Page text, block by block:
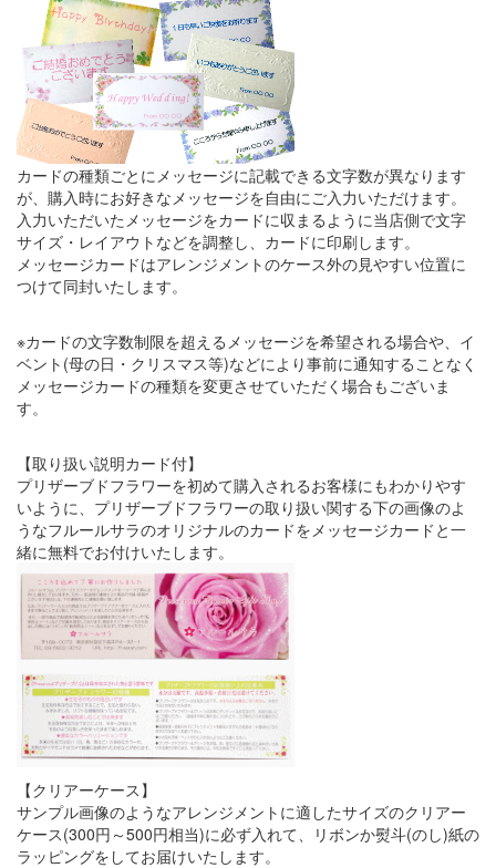
カードの種類ごとにメッセージに記載できる文字数が異なります
が、購入時にお好きなメッセージを自由にご入力いただけます。
入力いただいたメッセージをカードに収まるように当店側で文字
サイズ・レイアウトなどを調整し、カードに印刷します。
メッセージカードはアレンジメントのケース外の見やすい位置に
つけて同封いたします。
※カードの文字数制限を超えるメッセージを希望される場合や、イ
ベント(母の日・クリスマス等)などにより事前に通知することなく
メッセージカードの種類を変更させていただく場合もございま
す。
【取り扱い説明カード付】
プリザーブドフラワーを初めて購入されるお客様にもわかりやす
いように、プリザーブドフラワーの取り扱い関する下の画像のよ
うなフルールサラのオリジナルのカードをメッセージカードと一
緒に無料でお付けいたします。
【クリアーケース】
サンプル画像のようなアレンジメントに適したサイズのクリアー
ケース(300円～500円相当)に必ず入れて、リボンか熨斗(のし)紙の
ラッピングをしてお届けいたします。